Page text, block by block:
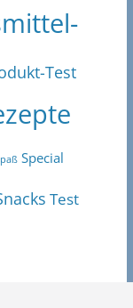
Test
Special
Test